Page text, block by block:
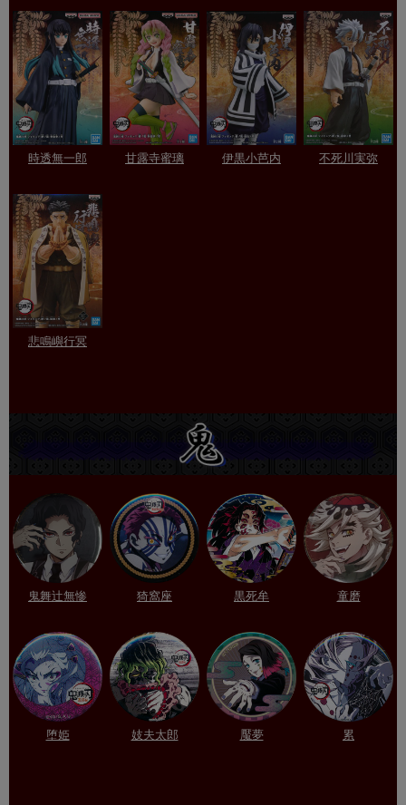
時透無一郎 甘露寺蜜璃 伊黒小芭内 不死川実弥
悲鳴嶼行冥
鬼舞辻無惨 猗窩座 黒死牟 童磨
堕姫 妓夫太郎 魘夢 累